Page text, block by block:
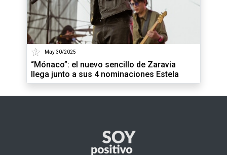
May 30/2025
“Mónaco”: el nuevo sencillo de Zaravia
llega junto a sus 4 nominaciones Estela